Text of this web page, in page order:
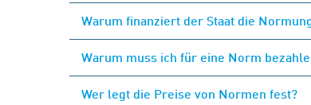
Warum finanziert der Staat die
Warum muss ich für eine Norm
Wer legt die Preise von Normen fest?